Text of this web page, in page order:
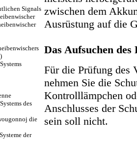
Signals
des
die
der
zwischen dem
Ausrüstung auf die
Das Aufsuchen des
Für die Prüfung des
nehmen Sie die
Kontrolllämpchen
Anschlusses der
sein soll nicht.